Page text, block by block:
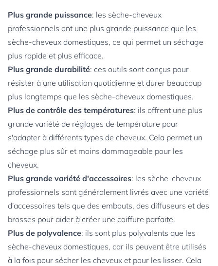
Plus grande puissance: les sèche-cheveux
professionnels ont une plus grande puissance que les
sèche-cheveux domestiques, ce qui permet un séchage
plus rapide et plus efficace.
Plus grande durabilité: ces outils sont conçus pour
résister à une utilisation quotidienne et durer beaucoup
plus longtemps que les sèche-cheveux domestiques.
Plus de contrôle des températures: ils offrent une plus
grande variété de réglages de température pour
s'adapter à différents types de cheveux. Cela permet un
séchage plus sûr et moins dommageable pour les
cheveux.
Plus grande variété d'accessoires: les sèche-cheveux
professionnels sont généralement livrés avec une variété
d'accessoires tels que des embouts, des diffuseurs et des
brosses pour aider à créer une coiffure parfaite.
Plus de polyvalence: ils sont plus polyvalents que les
sèche-cheveux domestiques, car ils peuvent être utilisés
à la fois pour sécher les cheveux et pour les lisser. Cela